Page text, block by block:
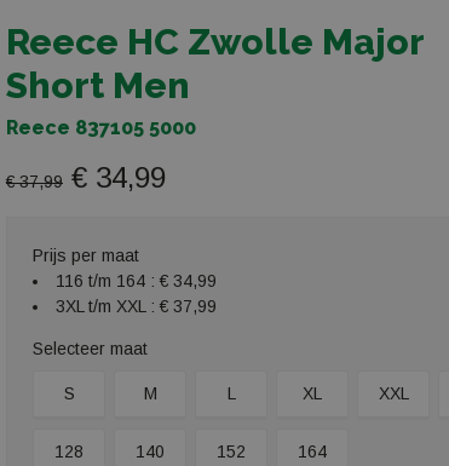
Reece HC Zwolle Major
Short Men
Reece 837105 5000
€ 37,99 € 34,99
Prijs per maat
116 t/m 164 : € 34,99
3XL t/m XXL : € 37,99
Selecteer maat
S M L XL XXL
128 140 152 164